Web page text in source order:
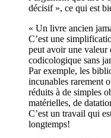
décisif », ce qui est
« Un livre ancien
C’est une
peut avoir une valeur
codicologique sans
Par exemple, les
incunables rarement
réduits à de simples
matérielles, de
C’est un travail qui
longtemps!